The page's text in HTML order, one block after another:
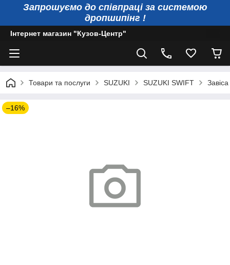
Запрошуємо до співпраці за системою
дропшипінг !
Інтернет магазин "Кузов-Центр"
Товари та послуги SUZUKI SUZUKI SWIFT
–16%